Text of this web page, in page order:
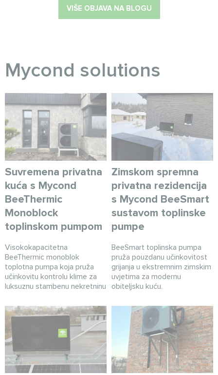
VIŠE OBJAVA NA BLOGU
Myсond solutions
Suvremena privatna
kuća s Mycond
BeeThermic
Monoblock
toplinskom pumpom
Visokokapacitetna
BeeThermic monoblok
toplotna pumpa koja pruža
učinkovitu kontrolu klime za
luksuznu stambenu nekretninu
Zimskom spremna
privatna rezidencija
s Mycond BeeSmart
sustavom toplinske
pumpe
BeeSmart toplinska pumpa
pruža pouzdanu učinkovitost
grijanja u ekstremnim zimskim
uvjetima za modernu
obiteljsku kuću.